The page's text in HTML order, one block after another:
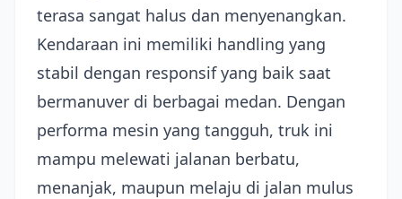
terasa sangat halus dan menyenangkan.
Kendaraan ini memiliki handling yang
stabil dengan responsif yang baik saat
bermanuver di berbagai medan. Dengan
performa mesin yang tangguh, truk ini
mampu melewati jalanan berbatu,
menanjak, maupun melaju di jalan mulus